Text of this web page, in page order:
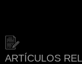
ARTÍCULOS